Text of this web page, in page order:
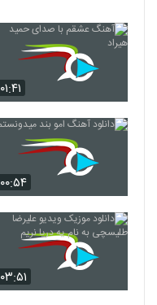
۰۱:۴۱
۰۰:۵۴
۰۳:۵۱